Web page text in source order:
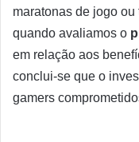
maratonas de jogo
quando avaliamos o
em relação aos
conclui-se que o
gamers